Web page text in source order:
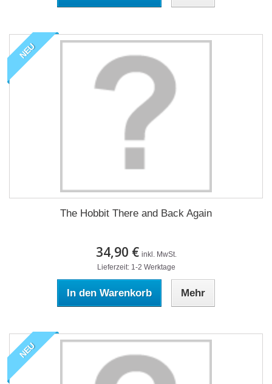
NEU
The Hobbit There and Back Again
34,90 € inkl. MwSt.
Lieferzeit: 1-2 Werktage
In den Warenkorb Mehr
NEU